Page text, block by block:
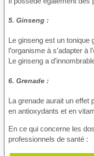
5. Ginseng :
Le ginseng est un tonique
l’organisme à s’adapter à
Le ginseng a
6. Grenade :
La grenade aurait un effet
en antioxydants et en
En ce qui concerne les
professionnels de santé :